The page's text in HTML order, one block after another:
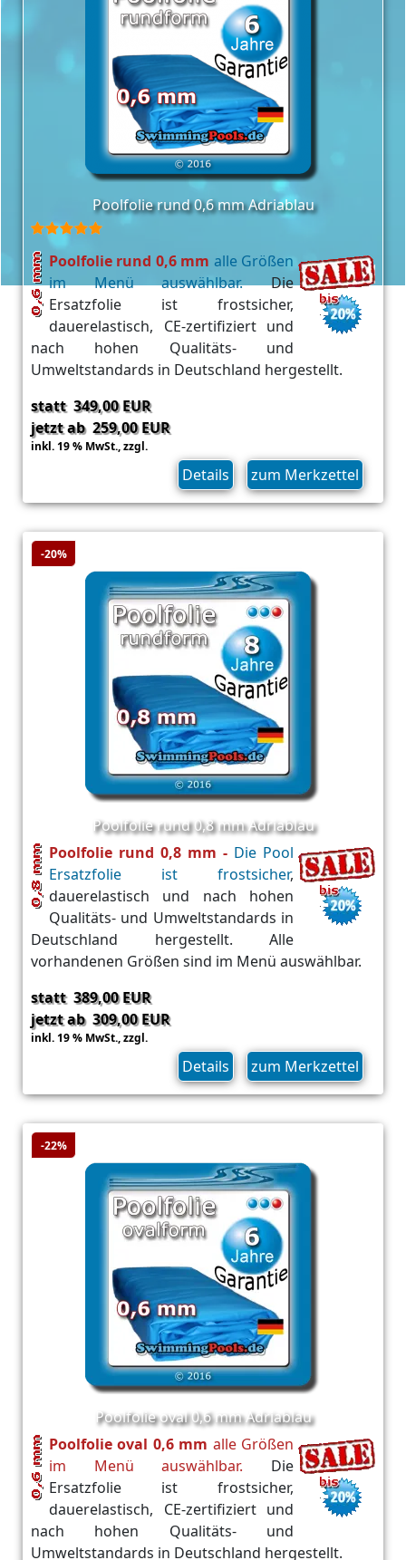
Poolfolie rund 0,6 mm Adriablau
Poolfolie rund 0,6 mm alle Größen
im Menü auswählbar.Die
Ersatzfolie ist frostsicher,
dauerelastisch, CE-zertifiziert und
nach hohen Qualitäts- und
Umweltstandards in Deutschland hergestellt.
statt 349,00 EUR
jetzt ab 259,00 EUR
inkl. 19 % MwSt.,zzgl.
Details zum Merkzettel
-20%
Poolfolie rund 0,8 mm Adriablau
Poolfolie rund 0,8 mm - Die Pool
Ersatzfolie ist frostsicher,
dauerelastisch und nach hohen
Qualitäts- und Umweltstandards in
Deutschland hergestellt. Alle
vorhandenen Größen sind im Menü auswählbar.
statt 389,00 EUR
jetzt ab 309,00 EUR
inkl. 19 % MwSt.,zzgl.
Details zum Merkzettel
-22%
Poolfolie oval 0,6 mm Adriablau
Poolfolie oval 0,6 mm alle Größen
im Menü auswählbar. Die
Ersatzfolie ist frostsicher,
dauerelastisch, CE-zertifiziert und
nach hohen Qualitäts- und
Umweltstandards in Deutschland hergestellt.